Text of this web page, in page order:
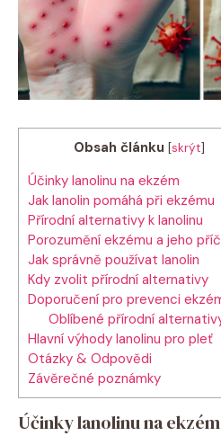
Obsah článku [skrýt]
Účinky lanolinu​ na ekzém
Jak lanolin pomáhá při ekzému
Přírodní ‍alternativy k lanolinu
Porozumění ekzému a⁤ jeho
Jak správně používat lanolin
Kdy zvolit přírodní​ alternativy
Doporučení⁤ pro prevenci
Oblíbené⁢ přírodní
Hlavní výhody lanolinu pro pleť
Otázky & Odpovědi
Závěrečné poznámky
Účinky lanolinu​ na ekzém